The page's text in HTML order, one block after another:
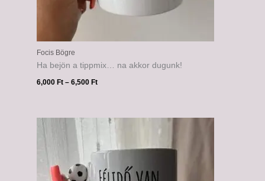
Focis Bögre
Ha bejön a tippmix… na akkor dugunk!
6,000Ft – 6,500Ft
6,000 Ft
6,500 Ft